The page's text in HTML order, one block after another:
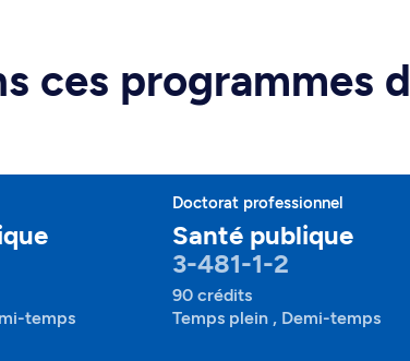
ces programmes
temps
Doctorat professionnel
Santé publique
3-481-1-2
90 crédits
Temps plein , Demi-temps